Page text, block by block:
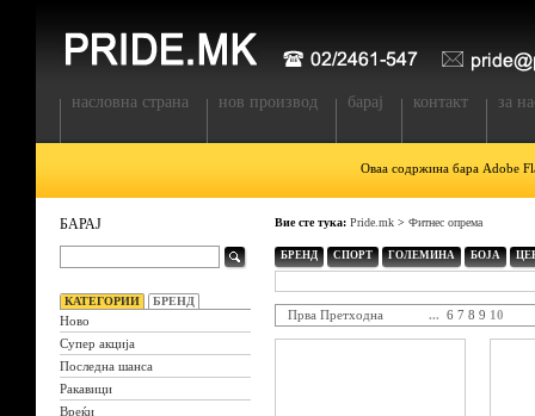
насловна страна нов производ барај контакт за
Оваа содржина бара Adobe
БАРАЈ
КАТЕГОРИИ БРЕНД
Ново
Супер акција
Последна шанса
Ракавици
Вреќи
Вие сте тука: Pride.mk > Фитнес опрема
БРЕНД СПОРТ ГОЛЕМИНА БОЈА
Прва Претходна ... 6 7 8 9 10